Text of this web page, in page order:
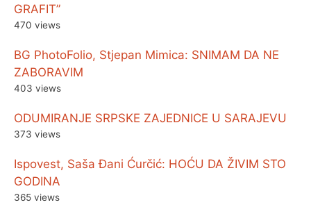
GRAFIT”
470 views
BG PhotoFolio, Stjepan Mimica: SNIMAM DA NE
ZABORAVIM
403 views
ODUMIRANJE SRPSKE ZAJEDNICE U SARAJEVU
373 views
Ispovest, Saša Đani Ćurčić: HOĆU DA ŽIVIM STO
GODINA
365 views